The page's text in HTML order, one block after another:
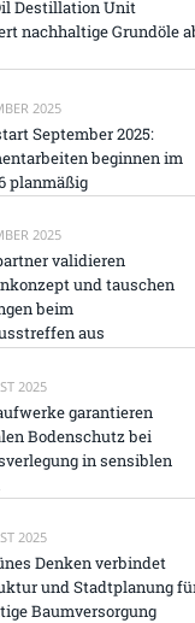
Destillation Unit
nachhaltige Grundöle
2025
September 2025:
beginnen im
planmäßig
2025
validieren
und tauschen
beim
aus
2025
garantieren
Bodenschutz bei
in sensiblen
2025
Denken verbindet
und Stadtplanung
Baumversorgung